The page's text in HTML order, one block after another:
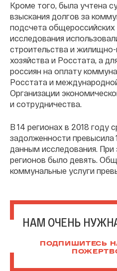
Кроме того, была учтена
взыскания долгов за
подсчета
исследования
строительства и
хозяйства и Росстата, а
россиян на оплату
Росстата и
Организации
и сотрудничества.
В 14 регионах в 2018 году
задолженности превысила
данным исследования.
регионов было девять.
коммунальные услуги
НАМ ОЧЕНЬ
ПОДПИШИТЕСЬ